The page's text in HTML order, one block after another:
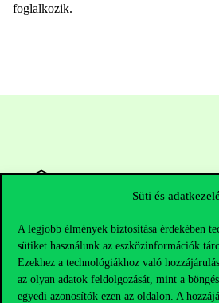
Süti és
A legjobb élmények biztosítása érdekében
sütiket használunk az eszközinformációk
Ezekhez a technológiákhoz való
az olyan adatok feldolgozását, mint a
egyedi azonosítók ezen az oldalon. A
foglalkozik.
Elérhetőségek